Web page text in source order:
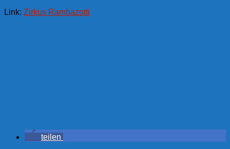
Link: Zirkus Rambazotti
teilen